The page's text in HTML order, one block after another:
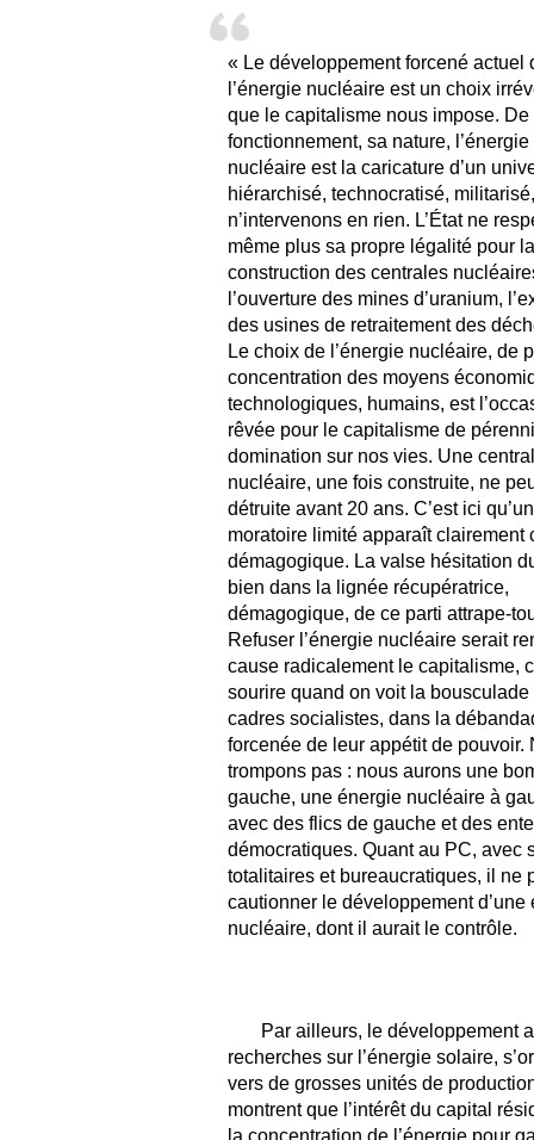
« Le développement forcené actuel
l’énergie nucléaire est un choix
que le capitalisme nous impose. De
fonctionnement, sa nature, l’énergie
nucléaire est la caricature d’un
hiérarchisé, technocratisé,
n’intervenons en rien. L’État ne
même plus sa propre légalité pour
construction des centrales
l’ouverture des mines d’uranium,
des usines de retraitement des
Le choix de l’énergie nucléaire, de
concentration des moyens
technologiques, humains, est
rêvée pour le capitalisme de
domination sur nos vies. Une
nucléaire, une fois construite, ne
détruite avant 20 ans. C’est ici qu’un
moratoire limité apparaît clairement
démagogique. La valse hésitation
bien dans la lignée récupératrice,
démagogique, de ce parti attrape-
Refuser l’énergie nucléaire serait
cause radicalement le capitalisme,
sourire quand on voit la bousculade
cadres socialistes, dans la
forcenée de leur appétit de pouvoir.
trompons pas : nous aurons une
gauche, une énergie nucléaire à
avec des flics de gauche et des
démocratiques. Quant au PC, avec
totalitaires et bureaucratiques, il ne
cautionner le développement d’une
nucléaire, dont il aurait le contrôle.
Par ailleurs, le développement
recherches sur l’énergie solaire,
vers de grosses unités de
montrent que l’intérêt du capital
la concentration de l’énergie,pour